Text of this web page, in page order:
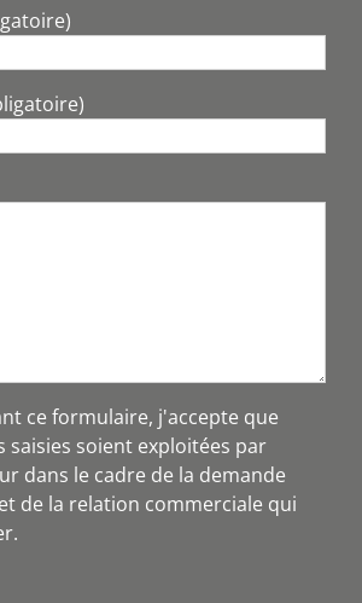
ce formulaire, j'accepte que
saisies soient exploitées par
dans le cadre de la demande
de la relation commerciale qui